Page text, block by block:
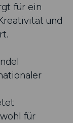
für ein
und
für